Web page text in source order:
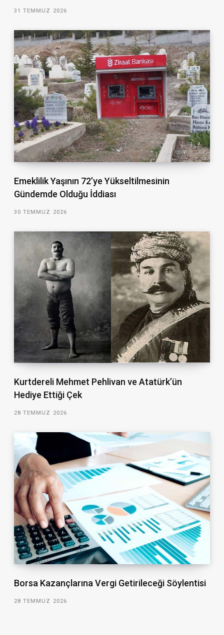
31 TEMMUZ 2026
Emeklilik Yaşının 72’ye Yükseltilmesinin
Gündemde Olduğu İddiası
30 TEMMUZ 2026
Kurtdereli Mehmet Pehlivan ve Atatürk’ün
Hediye Ettiği Çek
28 TEMMUZ 2026
Borsa Kazançlarına Vergi Getirileceği Söylentisi
28 TEMMUZ 2026